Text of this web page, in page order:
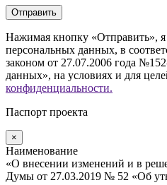
Нажимая кнопку «Отправить»,
персональных данных, в
законом от 27.07.2006 года
данных», на условиях и для
конфиденциальности.
Паспорт проекта
×
Наименование
«О внесении изменений и в
Думы от 27.03.2019 № 52 «Об